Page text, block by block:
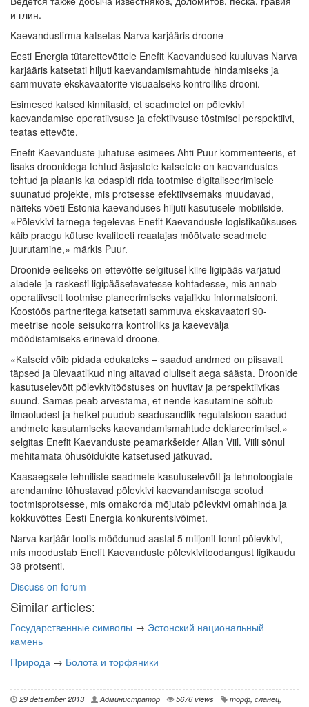
и глин.
Kaevandusfirma katsetas Narva karjääris droone
Eesti Energia tütarettevõttele Enefit Kaevandused kuuluvas Narva
karjääris katsetati hiljuti kaevandamismahtude hindamiseks ja
sammuvate ekskavaatorite visuaalseks kontrolliks drooni.
Esimesed katsed kinnitasid, et seadmetel on põlevkivi
kaevandamise operatiivsuse ja efektiivsuse tõstmisel perspektiivi,
teatas ettevõte.
Enefit Kaevanduste juhatuse esimees Ahti Puur kommenteeris, et
lisaks droonidega tehtud äsjastele katsetele on kaevandustes
tehtud ja plaanis ka edaspidi rida tootmise digitaliseerimisele
suunatud projekte, mis protsesse efektiivsemaks muudavad,
näiteks võeti Estonia kaevanduses hiljuti kasutusele mobiilside.
«Põlevkivi tarnega tegelevas Enefit Kaevanduste logistikaüksuses
käib praegu kütuse kvaliteeti reaalajas mõõtvate seadmete
juurutamine,» märkis Puur.
Droonide eeliseks on ettevõtte selgitusel kiire ligipääs varjatud
aladele ja raskesti ligipääsetavatesse kohtadesse, mis annab
operatiivselt tootmise planeerimiseks vajalikku informatsiooni.
Koostöös partneritega katsetati sammuva ekskavaatori 90-
meetrise noole seisukorra kontrolliks ja kaevevälja
mõõdistamiseks erinevaid droone.
«Katseid võib pidada edukateks – saadud andmed on piisavalt
täpsed ja ülevaatlikud ning aitavad oluliselt aega säästa. Droonide
kasutuselevõtt põlevkivitööstuses on huvitav ja perspektiivikas
suund. Samas peab arvestama, et nende kasutamine sõltub
ilmaoludest ja hetkel puudub seadusandlik regulatsioon saadud
andmete kasutamiseks kaevandamismahtude deklareerimisel,»
selgitas Enefit Kaevanduste peamarkšeider Allan Viil. Viili sõnul
mehitamata õhusõidukite katsetused jätkuvad.
Kaasaegsete tehniliste seadmete kasutuselevõtt ja tehnoloogiate
arendamine tõhustavad põlevkivi kaevandamisega seotud
tootmisprotsesse, mis omakorda mõjutab põlevkivi omahinda ja
kokkuvõttes Eesti Energia konkurentsivõimet.
Narva karjäär tootis möödunud aastal 5 miljonit tonni põlevkivi,
mis moodustab Enefit Kaevanduste põlevkivitoodangust ligikaudu
38 protsenti.
Discuss on forum
Similar articles:
Государственные символы → Эстонский национальный
камень
Природа → Болота и торфяники
29 detsember 2013 Администратор 5676 views торф, сланец,